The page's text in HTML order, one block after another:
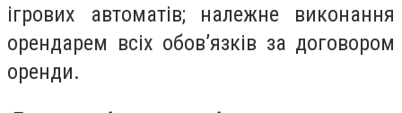
ігрових автоматів; належне виконання
орендарем всіх обов’язків за договором
оренди.